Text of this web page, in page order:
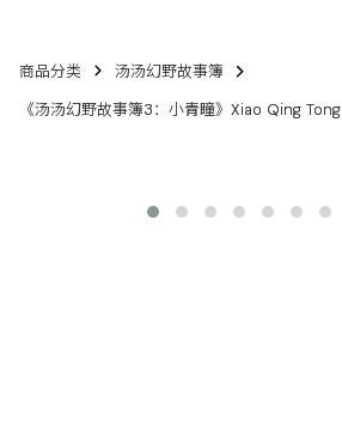
商品分类
汤汤幻野故事簿
《汤汤幻野故事簿3：小青瞳》Xiao Qing Tong